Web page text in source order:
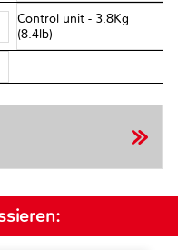
Control unit - 3.8Kg
(8.4lb)